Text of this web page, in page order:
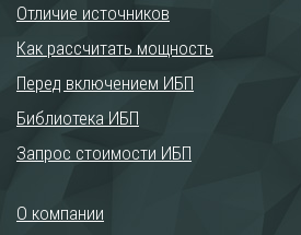
Отличие источников
Как рассчитать мощность
Перед включением ИБП
Библиотека ИБП
Запрос стоимости ИБП
О компании